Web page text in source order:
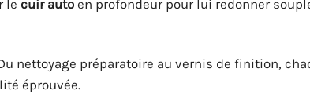
le cuir auto en profondeur pour lui redonner
nettoyage préparatoire au vernis de finition,
éprouvée.